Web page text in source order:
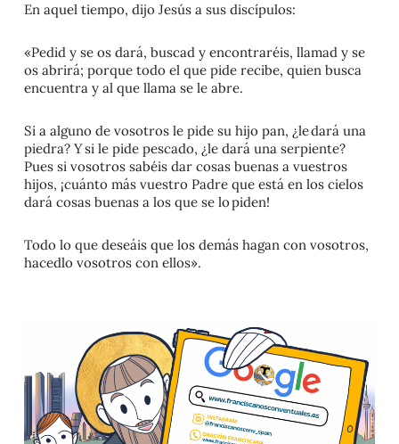
En aquel tiempo, dijo Jesús a sus discípulos:
«Pedid y se os dará, buscad y encontraréis, llamad y se
os abrirá; porque todo el que pide recibe, quien busca
encuentra y al que llama se le abre.
Si a alguno de vosotros le pide su hijo pan, ¿ledará una
piedra? Ysi le pide pescado, ¿le dará una serpiente?
Pues si vosotros sabéis dar cosas buenas a vuestros
hijos, ¡cuánto más vuestro Padre que está en los cielos
dará cosas buenas a los que se lopiden!
Todo lo que deseáis que los demás hagan con vosotros,
hacedlo vosotros con ellos».